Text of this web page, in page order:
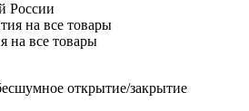
России
на все товары
открытие/закрытие